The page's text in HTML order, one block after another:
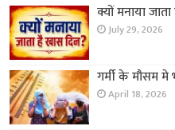
क्यों मनाया
July 29, 2026
गर्मी के मौसम
April 18, 2026